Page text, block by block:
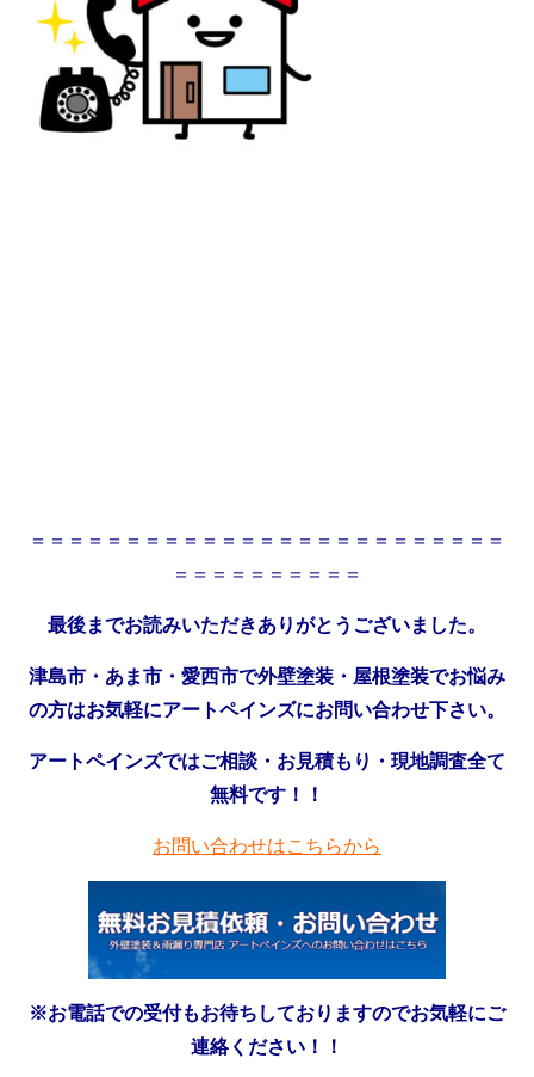
＝＝＝＝＝＝＝＝＝＝＝＝＝＝＝＝＝＝＝＝＝＝＝＝＝
＝＝＝＝＝＝＝＝＝＝
最後までお読みいただきありがとうございました。
津島市・あま市・愛西市で外壁塗装・屋根塗装でお悩み
の方はお気軽にアートペインズにお問い合わせ下さい。
アートペインズではご相談・お見積もり・現地調査全て
無料です！！
お問い合わせはこちらから
※お電話での受付もお待ちしておりますのでお気軽にご
連絡ください！！